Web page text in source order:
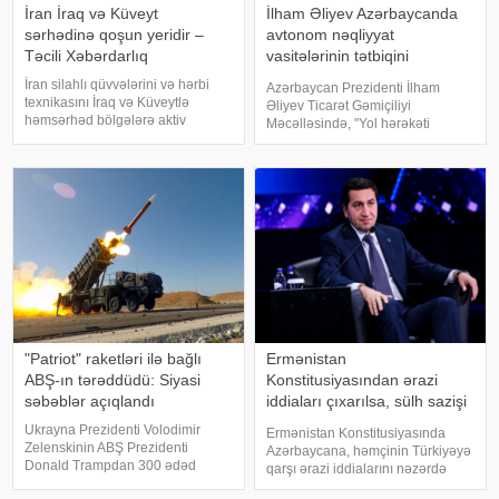
İran İraq və Küveyt
sərhədinə qoşun yeridir –
Təcili Xəbərdarlıq
İran silahlı qüvvələrini və hərbi
texnikasını İraq və Küveytlə
həmsərhəd bölgələrə aktiv
media kanalları və teleqram
səhifələri yayıb. xəbər verir ki,
İlham Əliyev Azərbaycanda
avtonom nəqliyyat
vasitələrinin tətbiqini
Azərbaycan Prezidenti İlham
Əliyev Ticarət Gəmiçiliyi
Məcəlləsində, "Yol hərəkəti
haqqında", "Nəqliyyat haqqında",
dövriyyənin müəyyən
iştirakçılarına mənsu
"Patriot" raketləri ilə bağlı
ABŞ-ın tərəddüdü: Siyasi
səbəblər açıqlandı
Ukrayna Prezidenti Volodimir
Zelenskinin ABŞ Prezidenti
Donald Trampdan 300 ədəd
Ermənistan
Konstitusiyasından ərazi
iddiaları çıxarılsa, sülh sazişi
Ermənistan Konstitusiyasında
Azərbaycana, həmçinin Türkiyəyə
qarşı ərazi iddialarını nəzərdə
tutan maddə çıxarılmalıdır. Bunu